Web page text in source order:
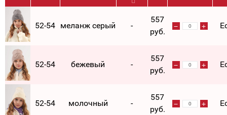
52-54 меланж серый -
557
руб.
52-54 бежевый -
557
руб.
52-54 молочный -
557
руб.